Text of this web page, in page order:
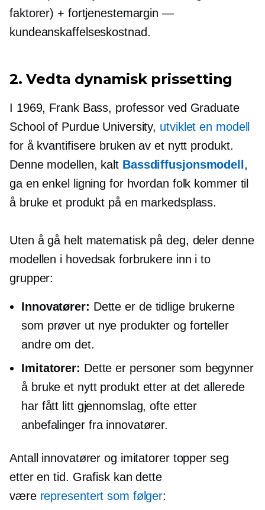
faktorer) + fortjenestemargin —
kundeanskaffelseskostnad.
2. Vedta dynamisk prissetting
I 1969, Frank Bass, professor ved Graduate
School of Purdue University, utviklet en modell
for å kvantifisere bruken av et nytt produkt.
Denne modellen, kalt Bassdiffusjonsmodell ,
ga en enkel ligning for hvordan folk kommer til
å bruke et produkt på en markedsplass.
Uten å gå helt matematisk på deg, deler denne
modellen i hovedsak forbrukere inn i to
grupper:
Innovatører: Dette er de tidlige brukerne
som prøver ut nye produkter og forteller
andre om det.
Imitatorer: Dette er personer som begynner
å bruke et nytt produkt etter at det allerede
har fått litt gjennomslag, ofte etter
anbefalinger fra innovatører.
Antall innovatører og imitatorer topper seg
etter en tid. Grafisk kan dette
være representert som følger: